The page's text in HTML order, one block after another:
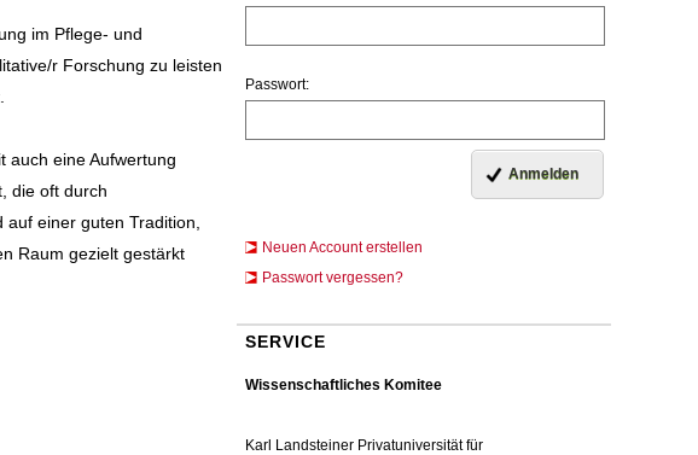
Passwort:
Neuen Account erstellen
Passwort vergessen?
SERVICE
Wissenschaftliches Komitee
Karl Landsteiner Privatuniversität für
im Pflege- und
r Forschung zu leisten
auch eine Aufwertung
die oft durch
einer guten Tradition,
Raum gezielt gestärkt